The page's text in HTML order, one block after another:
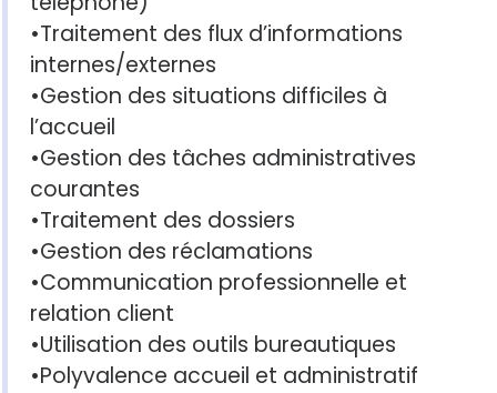
•Traitement des flux d’informations
internes/externes
•Gestion des situations difficiles à
l’accueil
•Gestion des tâches administratives
courantes
•Traitement des dossiers
•Gestion des réclamations
•Communication professionnelle et
relation client
•Utilisation des outils bureautiques
•Polyvalence accueil et administratif